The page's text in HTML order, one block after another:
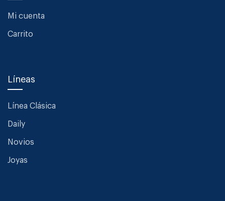
Mi cuenta
Carrito
Líneas
Línea Clásica
Daily
Novios
Joyas